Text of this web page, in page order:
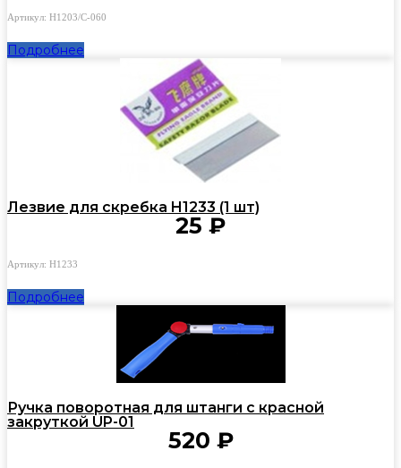
Артикул: H1203/C-060
Подробнее
Лезвие для скребка H1233 (1 шт)
25 ₽
Артикул: H1233
Подробнее
Ручка поворотная для штанги с красной
закруткой UP-01
520 ₽